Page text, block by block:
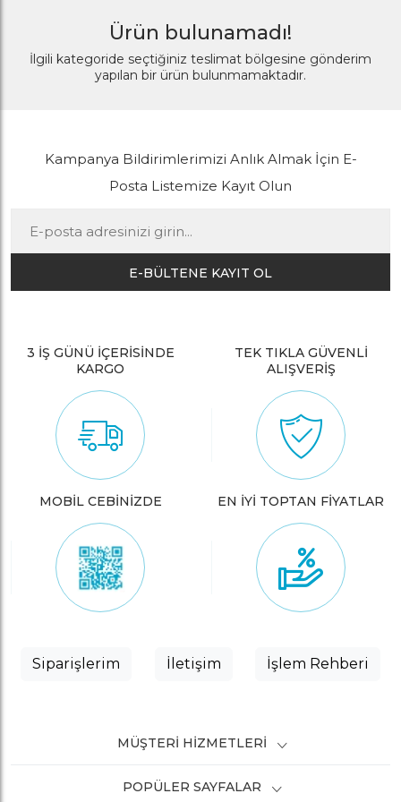
Ürün bulunamadı!
İlgili kategoride seçtiğiniz teslimat bölgesine gönderim
yapılan bir ürün bulunmamaktadır.
Kampanya Bildirimlerimizi Anlık Almak İçin E-
Posta Listemize Kayıt Olun
E-BÜLTENE KAYIT OL
3 İŞ GÜNÜ İÇERİSİNDE
KARGO
TEK TIKLA GÜVENLİ
ALIŞVERİŞ
MOBİL CEBİNİZDE EN İYİ TOPTAN FİYATLAR
Siparişlerim İletişim İşlem Rehberi
MÜŞTERI HIZMETLERI
POPÜLER SAYFALAR